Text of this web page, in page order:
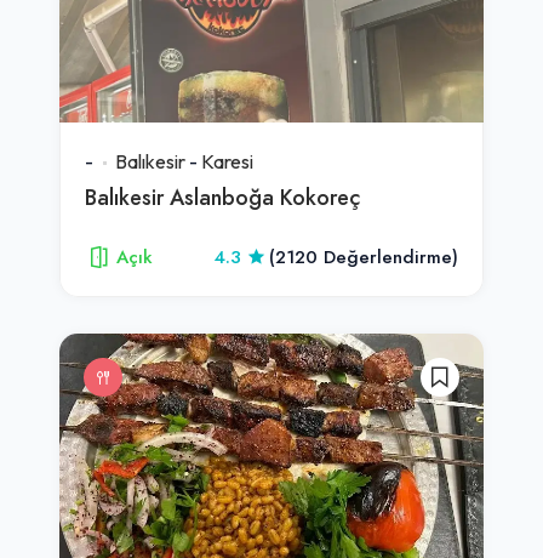
- Balıkesir - Karesi
Balıkesir Aslanboğa Kokoreç
Açık 4.3 (2120 Değerlendirme)